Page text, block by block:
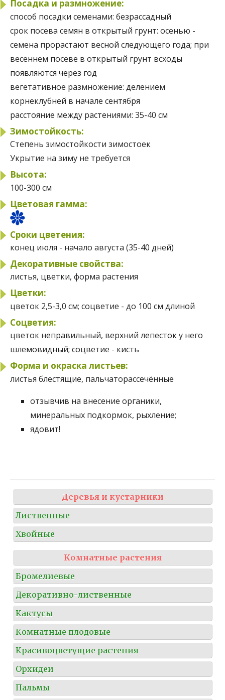
Посадка и размножение:
способ посадки семенами: безрассадный
срок посева семян в открытый грунт: осенью -
семена прорастают весной следующего года; при
весеннем посеве в открытый грунт всходы
появляются через год
вегетативное размножение: делением
корнеклубней в начале сентября
расстояние между растениями: 35-40 см
Зимостойкость:
Степень зимостойкости зимостоек
Укрытие на зиму не требуется
Высота:
100-300 см
Цветовая гамма:
Сроки цветения:
конец июля - начало августа (35-40 дней)
Декоративные свойства:
листья, цветки, форма растения
Цветки:
цветок 2,5-3,0 см; соцветие - до 100 см длиной
Соцветия:
цветок неправильный, верхний лепесток у него
шлемовидный; соцветие - кисть
Форма и окраска листьев:
листья блестящие, пальчаторассечённые
отзывчив на внесение органики,
минеральных подкормок, рыхление;
ядовит!
Деревья и кустарники
Лиственные
Хвойные
Комнатные растения
Бромелиевые
Декоративно-лиственные
Кактусы
Комнатные плодовые
Красивоцветущие растения
Орхидеи
Пальмы